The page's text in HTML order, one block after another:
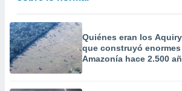
Quiénes eran los
que construyó
Amazonía hace 2.500